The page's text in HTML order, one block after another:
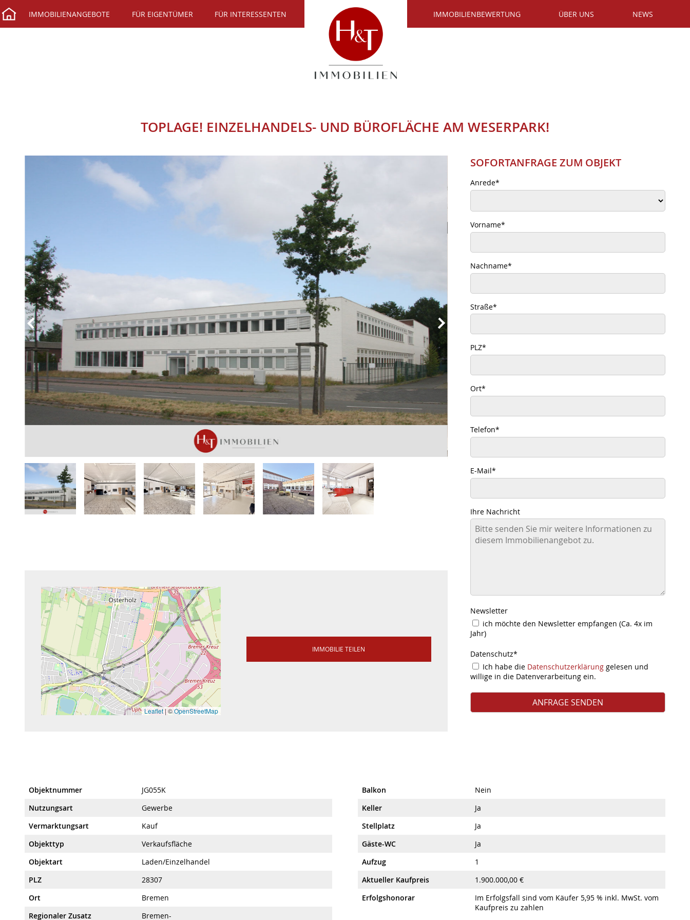
IMMOBILIENANGEBOTE FÜR EIGENTÜMER FÜR INTERESSENTEN IMMOBILIENBEWERTUNG ÜBER UNS NEWS
TOPLAGE! EINZELHANDELS- UND BÜROFLÄCHE AM WESERPARK!
IMMOBILIE TEILEN
SOFORTANFRAGE ZUM OBJEKT
Anrede*
Vorname*
Nachname*
Straße*
PLZ*
Ort*
Telefon*
E-Mail*
Ihre Nachricht
Newsletter
ich möchte den Newsletter empfangen (Ca. 4x im
Jahr)
Datenschutz*
Ich habe die Datenschutzerklärung gelesen und
willige in die Datenverarbeitung ein.
Objektnummer
JG055K
Nutzungsart
Gewerbe
Vermarktungsart
Kauf
Objekttyp
Verkaufsfläche
Objektart
Laden/Einzelhandel
PLZ
28307
Ort
Bremen
Balkon
Nein
Keller
Ja
Stellplatz
Ja
Gäste-WC
Ja
Aufzug
1
Aktueller Kaufpreis
1.900.000,00 €
Im Erfolgsfall sind vom Käufer 5,95 % inkl. MwSt. vom